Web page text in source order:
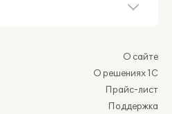
О сайте
О решениях 1С
Прайс-лист
Поддержка